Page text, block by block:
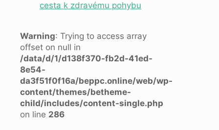
cesta k zdravému pohybu
Warning: Trying to access array
offset on null in
/data/d/1/d138f370-fb2d-41ed-
8e54-
da3f51f0f16a/beppc.online/web/wp-
content/themes/betheme-
child/includes/content-single.php
on line 286